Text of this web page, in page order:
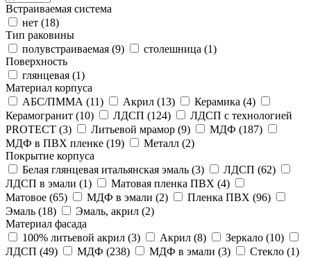
Встраиваемая система
нет (18)
Тип раковины
полувстраиваемая (9) столешница (1)
Поверхность
глянцевая (1)
Материал корпуса
АБС/ПММА (11) Акрил (13) Керамика (4)
Керамогранит (10) ЛДСП (124)
ЛДСП с технологией
PROTECT (3) Литьевой мрамор (9) МДФ (187)
МДФ в ПВХ пленке (19) Металл (2)
Покрытие корпуса
Белая глянцевая итальянская эмаль (3) ЛДСП (62)
ЛДСП в эмали (1) Матовая пленка ПВХ (4)
Матовое (65) МДФ в эмали (2) Пленка ПВХ (96)
Эмаль (18) Эмаль, акрил (2)
Материал фасада
100% литьевой акрил (3) Акрил (8) Зеркало (10)
ЛДСП (49) МДФ (238) МДФ в эмали (3) Стекло (1)